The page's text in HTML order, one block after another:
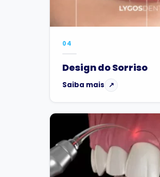
04
Design do Sorriso
Saiba mais ↗